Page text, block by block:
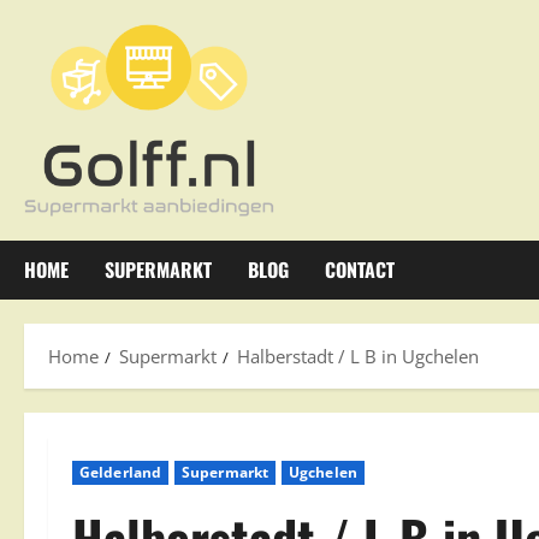
inhoud
HOME SUPERMARKT BLOG CONTACT
Home Supermarkt Halberstadt / L B in Ugchelen
Gelderland Supermarkt Ugchelen